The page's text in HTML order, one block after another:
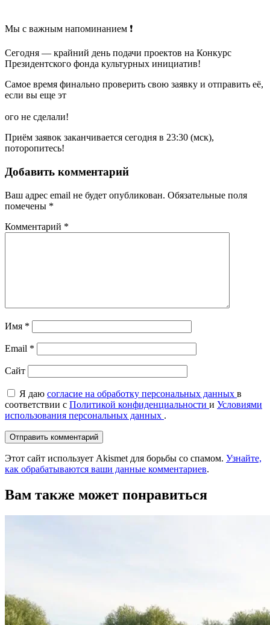
Мы с важным напоминанием ❗️
Сегодня — крайний день подачи проектов на Конкурс
Президентского фонда культурных инициатив!
Самое время финально проверить свою заявку и отправить её,
если вы еще эт
ого не сделали!
Приём заявок заканчивается сегодня в 23:30 (мск),
поторопитесь!
Добавить комментарий
Ваш адрес email не будет опубликован. Обязательные поля
помечены *
Комментарий *
Имя *
Email *
Сайт
Я даю согласие на обработку персональных данных в
соответствии с Политикой конфиденциальности и Условиями
использования персональных данных .
Этот сайт использует Akismet для борьбы со спамом. Узнайте,
как обрабатываются ваши данные комментариев.
Вам также может понравиться